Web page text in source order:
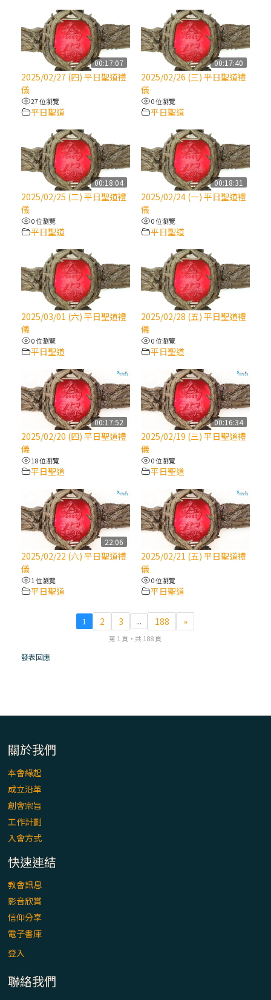
(2)黃敏正主教帶你做「四旬期避靜」—【逾
越的智慧】：七項齋戒的意義與益處
【信仰之旅】第九集：「如果你的痛苦比快
樂多」—歐義明神父 / 應芝莉老師
(1)黃敏正主教帶你做「四旬期避靜」—【逾
越的智慧】：聖方濟的靈修，「不占為己
有」
【信仰之旅】第八集：「耶穌為什麼降生到
人世」—高樂祈修女
2025/10/10【萬物讚頌頌歌 – 太陽與生態音
樂會】紀念聖方濟與已逝教宗方濟各（中）
2025/10/10【萬物讚頌頌歌 – 太陽與生態音
樂會】紀念聖方濟與已逝教宗方濟各（下）
2025/10/10【萬物讚頌頌歌 – 太陽與生態音
樂會】紀念聖方濟與已逝教宗方濟各（上）
(9完結)黃敏正主教帶你做【將臨期避靜】—
匝凱的「新生命」：利他與內化
(8)黃敏正主教帶你做【將臨期避靜】—耶穌
降生成人與人同在＝「厄瑪努爾」
(7)黃敏正主教帶你做【將臨期避靜】—耶穌
降生人間，需要人的「接納」
(6)黃敏正主教帶你做【將臨期避靜】—「馬
槽」═「謙卑」
(5)黃敏正主教帶你做【將臨期避靜】—「福
傳」：講耶穌的故事
(4)黃敏正主教帶你做【將臨期避靜】—匝凱
「想看」耶穌，耶穌「走近」匝凱
(2)黃敏正主教帶你做【將臨期避靜】—
00:17:07
2025/02/27 (四) 平日聖道禮
儀
27 位瀏覽
平日聖道
00:17:40
2025/02/26 (三) 平日聖道禮
儀
0 位瀏覽
平日聖道
00:18:04
2025/02/25 (二) 平日聖道禮
儀
0 位瀏覽
平日聖道
00:18:31
2025/02/24 (一) 平日聖道禮
儀
0 位瀏覽
平日聖道
2025/03/01 (六) 平日聖道禮
儀
0 位瀏覽
平日聖道
2025/02/28 (五) 平日聖道禮
儀
0 位瀏覽
平日聖道
00:17:52
2025/02/20 (四) 平日聖道禮
儀
18 位瀏覽
平日聖道
00:16:34
2025/02/19 (三) 平日聖道禮
儀
0 位瀏覽
平日聖道
22:06
2025/02/22 (六) 平日聖道禮
儀
1 位瀏覽
平日聖道
2025/02/21 (五) 平日聖道禮
儀
0 位瀏覽
平日聖道
1 2 3 ... 188 »
第 1 頁，共 188 頁
發表回應
關於我們
本會緣起
成立沿革
創會宗旨
工作計劃
入會方式
快速連結
教會訊息
影音欣賞
信仰分享
電子書庫
登入
聯絡我們